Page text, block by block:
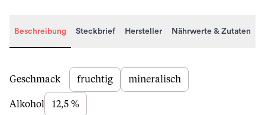
Beschreibung Steckbrief Hersteller Nährwerte & Zutaten
Beschreibung
Geschmack fruchtig mineralisch
Alkohol 12,5 %